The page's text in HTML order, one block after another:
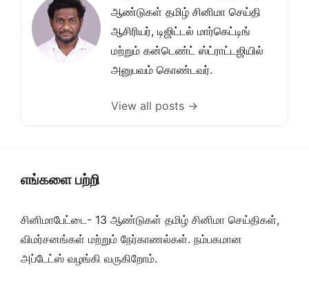
ஆண்டுகள் தமிழ் சினிமா செய்தி
ஆசிரியர், டிஜிட்டல் மார்கெட்டிங்
மற்றும் கன்டெண்ட் ஸ்ட்ராட்டஜியில்
அனுபவம் கொண்டவர்.
View all posts →
எங்களை பற்றி
சினிமாபேட்டை- 13 ஆண்டுகள் தமிழ் சினிமா செய்திகள்,
விமர்சனங்கள் மற்றும் நேர்காணல்கள். நம்பகமான
அப்டேட்ஸ் வழங்கி வருகிறோம்.